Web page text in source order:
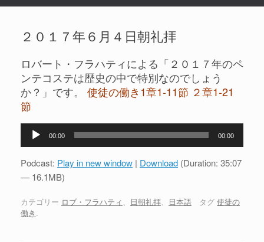
２０１７年６月４日朝礼拝
ロバート・フラハティによる「２０１７年のペ
ンテコステは歴史の中で特別なのでしょう
か？」です。
使徒の働き1章1-11節 ２章1-21
節
プ
ヤ
ー
00:00 00:00
Podcast: Play in new window | Download (Duration: 35:07
— 16.1MB)
カテゴリー ロブ・フラハティ、 日朝礼拝、 日本語 タグ 使徒の
働き .